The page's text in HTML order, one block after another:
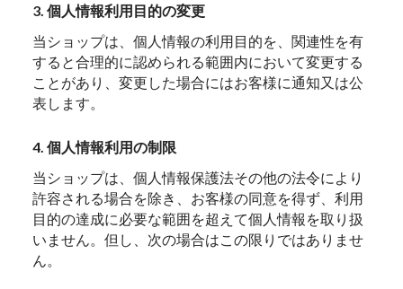
3. 個人情報利用目的の変更
当ショップは、個人情報の利用目的を、関連性を有
すると合理的に認められる範囲内において変更する
ことがあり、変更した場合にはお客様に通知又は公
表します。
4. 個人情報利用の制限
当ショップは、個人情報保護法その他の法令により
許容される場合を除き、お客様の同意を得ず、利用
目的の達成に必要な範囲を超えて個人情報を取り扱
いません。但し、次の場合はこの限りではありませ
ん。